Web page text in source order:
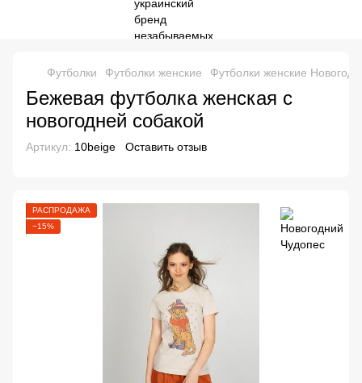
Футболки Футболки женские Футболки женские
Бежевая футболка женская с
новогодней собакой
Артикул: 10beige Оставить отзыв
РАСПРОДАЖА
−15%